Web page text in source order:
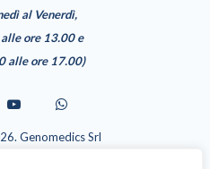
al Venerdì,
ore 13.00 e
alle ore 17.00)
Genomedics Srl